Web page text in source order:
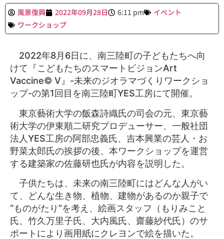
風景復興 2022年09月28日 6:11 pm
イベント
ワークショップ
2022年8月6日に、南三陸町の子どもたちへ向
けて『こどもたちのスマートビジョンArt
Vaccine©︎ Ⅴ』-未来のジオラマづくりワークショ
ップ-の第1回目を南三陸町YES工房にて開催。
東京藝術大学の飯森詩織氏の司会の元、東京藝
術大学の伊東順二研究プロデューサー、一般社団
法人YES工房の阿部忠義氏、吉本興業の芸人・お
野菜太郎氏の挨拶の後、本ワークショップを運営
する建築家の佐藤研也氏が内容を説明した。
子供たちは、未来の南三陸町にはどんな人がい
て、どんな生き物、植物、建物があるのか親子で
“ものがたり”を考え、絵画スタッフ（もりみこと
氏、竹久万里子氏、大内風氏、齋藤紗代氏）のサ
ポートにより画用紙にクレヨンで絵を描いた。